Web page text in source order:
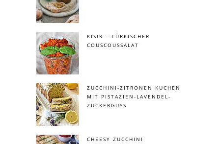
KISIR – TÜRKISCHER
COUSCOUSSALAT
ZUCCHINI-ZITRONEN KUCHEN
MIT PISTAZIEN-LAVENDEL-
ZUCKERGUSS
CHEESY ZUCCHINI